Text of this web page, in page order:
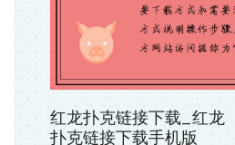
红龙扑克链接下载_红龙
扑克链接下载手机版